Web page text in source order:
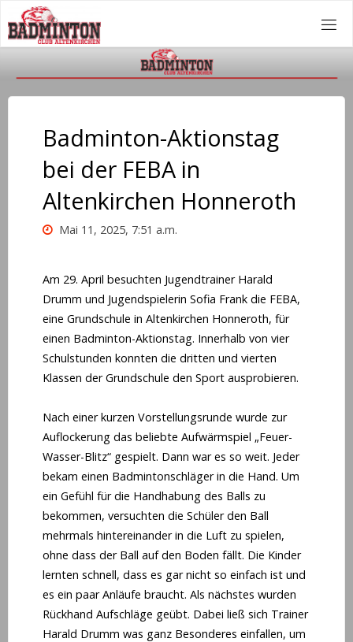
Zum
Inhalt
springen
Badminton-Aktionstag
bei der FEBA in
Altenkirchen Honneroth
Mai 11, 2025, 7:51 a.m.
Am 29. April besuchten Jugendtrainer Harald
Drumm und Jugendspielerin Sofia Frank die FEBA,
eine Grundschule in Altenkirchen Honneroth, für
einen Badminton-Aktionstag. Innerhalb von vier
Schulstunden konnten die dritten und vierten
Klassen der Grundschule den Sport ausprobieren.
Nach einer kurzen Vorstellungsrunde wurde zur
Auflockerung das beliebte Aufwärmspiel „Feuer-
Wasser-Blitz“ gespielt. Dann war es so weit. Jeder
bekam einen Badmintonschläger in die Hand. Um
ein Gefühl für die Handhabung des Balls zu
bekommen, versuchten die Schüler den Ball
mehrmals hintereinander in die Luft zu spielen,
ohne dass der Ball auf den Boden fällt. Die Kinder
lernten schnell, dass es gar nicht so einfach ist und
es ein paar Anläufe braucht. Als nächstes wurden
Rückhand Aufschläge geübt. Dabei ließ sich Trainer
Harald Drumm was ganz Besonderes einfallen, um